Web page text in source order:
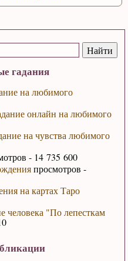
гадания
на любимого
онлайн на любимого
на чувства любимого
- 14 735 600
просмотров -
на картах Таро
человека "По лепесткам